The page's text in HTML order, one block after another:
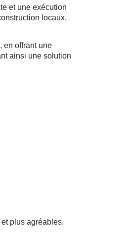
et une exécution
locaux.
en offrant une
ainsi une solution
plus agréables.